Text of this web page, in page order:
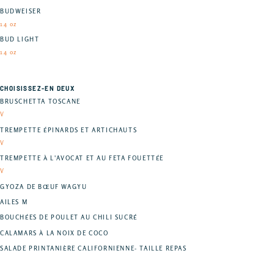
BUDWEISER
14 oz
BUD LIGHT
14 oz
CHOISISSEZ-EN DEUX
BRUSCHETTA TOSCANE
V
TREMPETTE ÉPINARDS ET ARTICHAUTS
V
TREMPETTE À L'AVOCAT ET AU FETA FOUETTÉE
V
GYOZA DE BŒUF WAGYU
AILES M
BOUCHÉES DE POULET AU CHILI SUCRÉ
CALAMARS À LA NOIX DE COCO
SALADE PRINTANIÈRE CALIFORNIENNE- TAILLE REPAS